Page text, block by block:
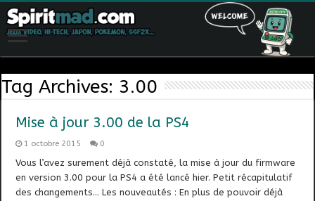
Tag Archives: 3.00
Mise à jour 3.00 de la PS4
1 octobre 2015 0
Vous l’avez surement déjà constaté, la mise à jour du firmware
en version 3.00 pour la PS4 a été lancé hier. Petit récapitulatif
des changements… Les nouveautés : En plus de pouvoir déjà